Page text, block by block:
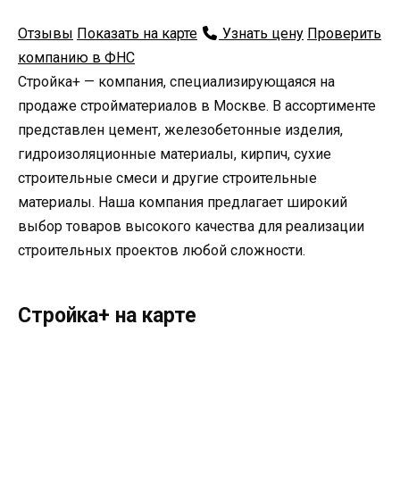
Отзывы Показать на карте Узнать цену Проверить
компанию в ФНС
Стройка+ — компания, специализирующаяся на
продаже стройматериалов в Москве. В ассортименте
представлен цемент, железобетонные изделия,
гидроизоляционные материалы, кирпич, сухие
строительные смеси и другие строительные
материалы. Наша компания предлагает широкий
выбор товаров высокого качества для реализации
строительных проектов любой сложности.
Стройка+ на карте